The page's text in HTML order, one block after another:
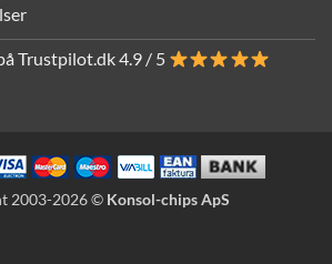
Trustpilot.dk 4.9 / 5
2003-2026 © Konsol-chips ApS